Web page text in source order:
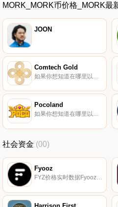
MORK_MORK币价格_MORK最
JOON
Comtech Gold
Pocoland
如果你想知道在哪里以当前价格购买Pocoland,目前交易{Pocoland]股票的顶级加密货币交易所是PancakeSwap（V2）和HotPOCOt。您可以在我们的加密货币交易所页面上找到其他列表。POCO将您带入新的游戏世界.
社会资金 (00)
Fyooz
FYZ价格实时数据Fyooz（FYZ）是一种加密货币,在以太坊平台上运行。Fyooz目前的供应量为50000000,流通量为6471843.37176277。最近已知的Fyooz价格为0.00032836美元,在过去24小时内上涨了0.00.